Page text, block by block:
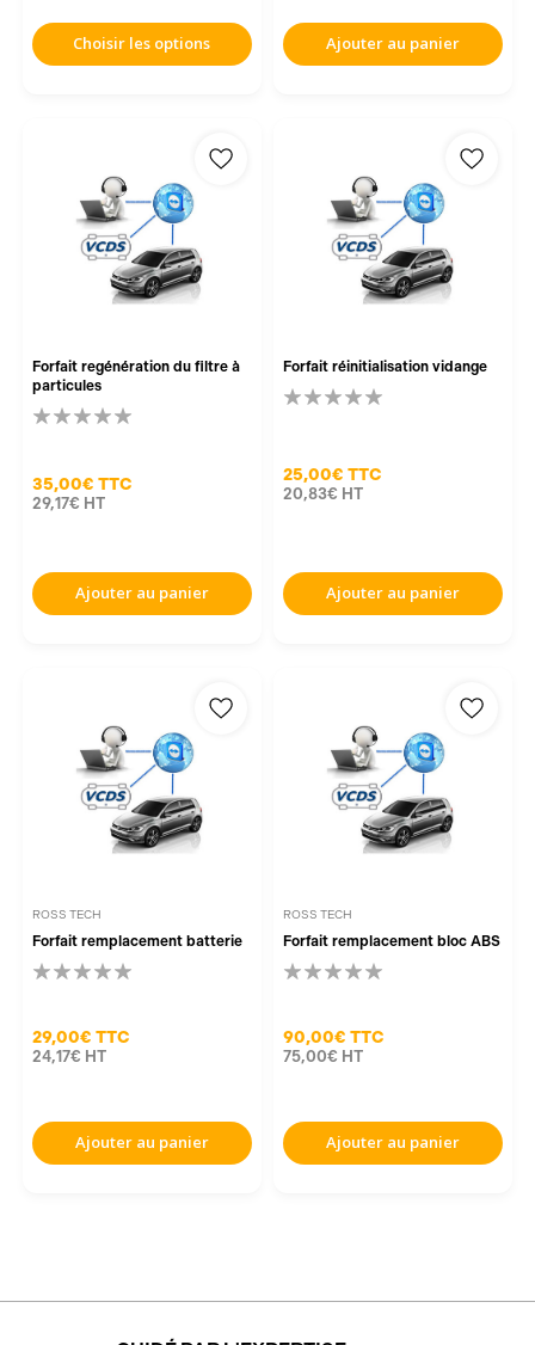
Choisir les options Ajouter au panier
Forfait regénération du filtre à
particules
35,00€ TTC
29,17€ HT
Ajouter au panier
Forfait réinitialisation vidange
25,00€ TTC
20,83€ HT
Ajouter au panier
ROSS TECH
Forfait remplacement batterie
29,00€ TTC
24,17€ HT
Ajouter au panier
ROSS TECH
Forfait remplacement bloc ABS
90,00€ TTC
75,00€ HT
Ajouter au panier